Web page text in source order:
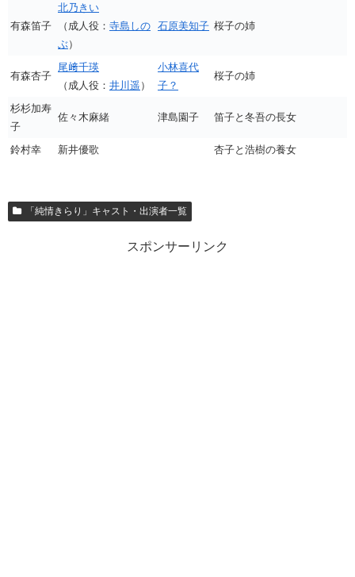
有森笛子
北乃きい
（成人役： 寺島しの
ぶ）
石原美知子 桜子の姉
有森杏子
尾﨑千瑛
（成人役： 井川遥 ）
小林喜代
子？
桜子の姉
杉杉加寿
子
佐々木麻緒 津島園子 笛子と冬吾の長女
鈴村幸 新井優歌 杏子と浩樹の養女
「純情きらり」キャスト・出演者一覧
スポンサーリンク